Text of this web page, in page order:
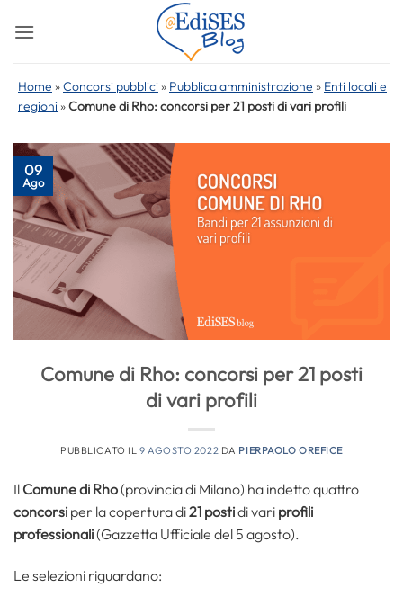
Home »Concorsi pubblici » Pubblica amministrazione » Enti locali e
regioni »Comune di Rho: concorsi per 21 posti di vari profili
09
Ago
Comune di Rho: concorsi per 21 posti
di vari profili
PUBBLICATO IL 9 AGOSTO 2022 DA PIERPAOLO OREFICE
Il Comune di Rho(provincia di Milano) ha indetto quattro
concorsi per la copertura di21 postidi vari profili
professionali(Gazzetta Ufficiale del 5 agosto).
Le selezioni riguardano: